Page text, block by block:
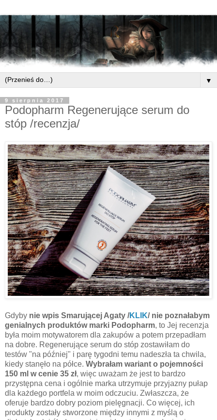
▼
9 sierpnia 2017
Podopharm Regenerujące serum do
stóp /recenzja/
Gdyby nie wpis Smarującej Agaty /KLIK/ nie poznałabym
genialnych produktów marki Podopharm, to Jej recenzja
była moim motywatorem dla zakupów a potem przepadłam
na dobre. Regenerujące serum do stóp zostawiłam do
testów "na później" i parę tygodni temu nadeszła ta chwila,
kiedy stanęło na półce. Wybrałam wariant o pojemności
150 ml w cenie 35 zł, więc uważam że jest to bardzo
przystępna cena i ogólnie marka utrzymuje przyjazny pułap
dla każdego portfela w moim odczuciu. Zwłaszcza, że
oferuje bardzo dobry poziom pielęgnacji. Co więcej, ich
produkty zostały stworzone między innymi z myślą o